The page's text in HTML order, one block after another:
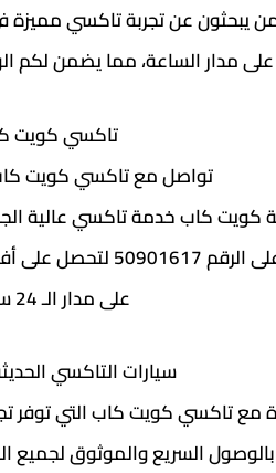
يبحثون عن تجربة تاكسي مميزة
مدار الساعة، مما يضمن لكم
تاكسي كويت
تواصل مع تاكسي كويت
كويت كاب خدمة تاكسي عالية
الاتصال بتاكسي كويت
على مدار الـ 24 ساعة.
سيارات التاكسي
مع تاكسي كويت كاب التي توفر
بالوصول السريع والموثوق